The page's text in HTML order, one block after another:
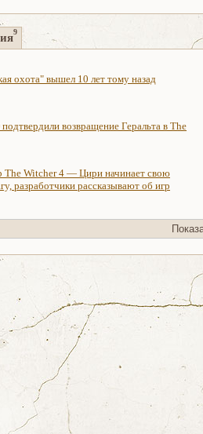
9
охота" вышел 10 лет тому назад
возвращение Геральта в The
The Witcher 4 — Цири начинает свою
разработчики рассказывают об игр